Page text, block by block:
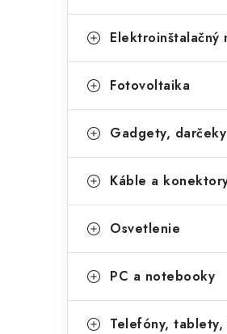
Elektroinštalačný
Fotovoltaika
Gadgety, darčeky
Káble a
Osvetlenie
PC a notebooky
Telefóny, tablety,